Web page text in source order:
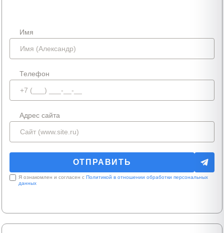
Имя
Телефон
Адрес сайта
Я ознакомлен и согласен с Политикой в отношении обработки персональных
данных